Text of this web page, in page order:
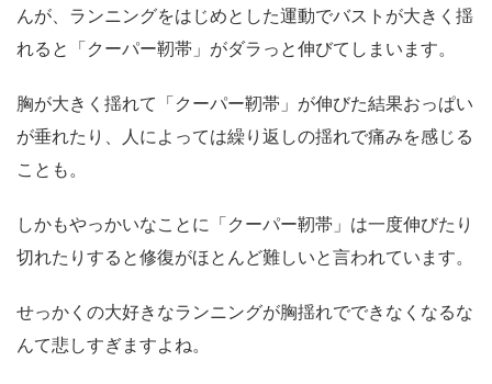
んが、ランニングをはじめとした運動でバストが大きく揺
れると「クーパー靭帯」がダラっと伸びてしまいます。
胸が大きく揺れて「クーパー靭帯」が伸びた結果おっぱい
が垂れたり、人によっては繰り返しの揺れで痛みを感じる
ことも。
しかもやっかいなことに「クーパー靭帯」は一度伸びたり
切れたりすると修復がほとんど難しいと言われています。
せっかくの大好きなランニングが胸揺れでできなくなるな
んて悲しすぎますよね。